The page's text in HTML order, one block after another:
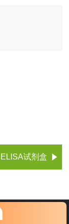
很高兴为您
么问题呢？
试剂盒